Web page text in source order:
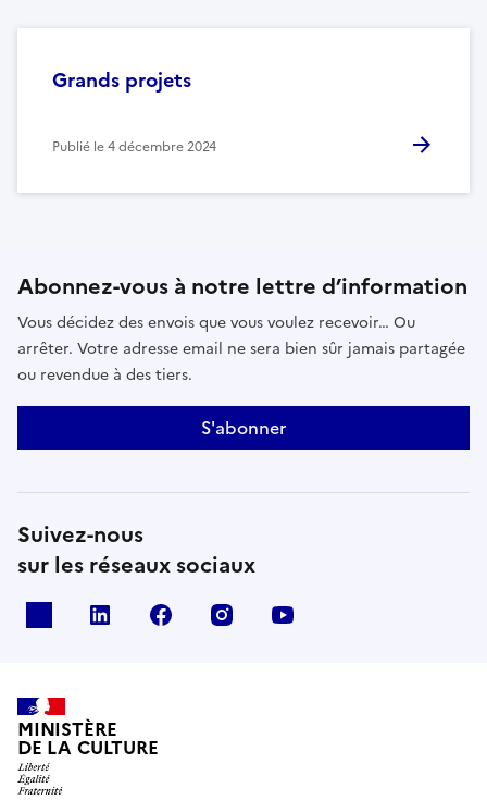
Grands projets
Publié le4 décembre 2024
Abonnez-vous à notre lettre d’information
Vous décidez des envois que vous voulez recevoir… Ou
arrêter. Votre adresse email ne sera bien sûr jamais partagée
ou revendue à des tiers.
S'abonner
Suivez-nous
sur les réseaux sociaux
linkedin facebook instagram
MINISTÈRE
DE LA CULTURE